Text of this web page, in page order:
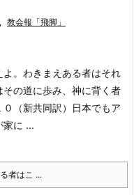
, 教会報「飛脚」
よ。わきまえある者はそれ
の道に歩み、神に背く者
（新共同訳）
日本でもア
家に ...
者はこ ...